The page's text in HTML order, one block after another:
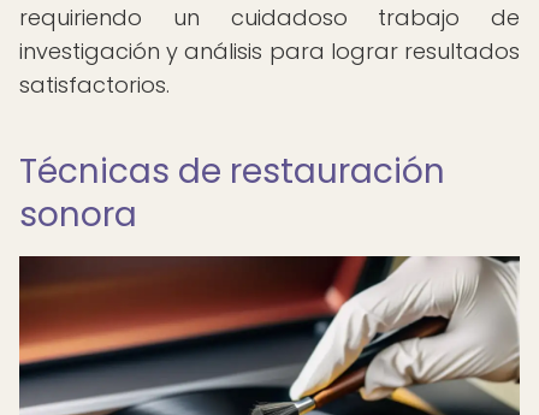
requiriendo un cuidadoso trabajo de
investigación y análisis para lograr resultados
satisfactorios.
Técnicas de restauración
sonora